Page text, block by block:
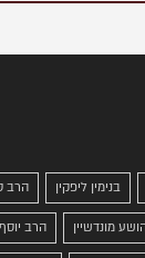
בנימין ליפקין הרב
מונדשיין הרב